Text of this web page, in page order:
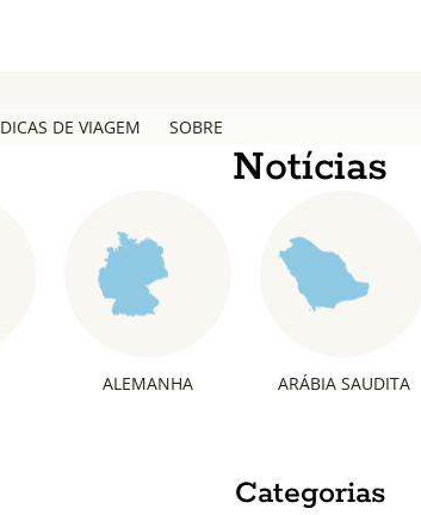
DICAS DE VIAGEM SOBRE
Notícias
ALEMANHA ARÁBIA SAUDITA
Categorias